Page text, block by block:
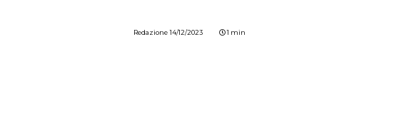
Redazione 14/12/2023 1 min